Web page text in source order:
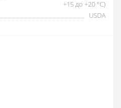
+15 до +20 °C)
USDA